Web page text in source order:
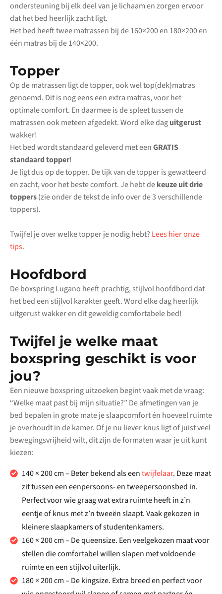
ondersteuning bij elk deel van je lichaam en zorgen ervoor
dat het bed heerlijk zacht ligt.
Het bed heeft twee matrassen bij de 160×200 en 180×200 en
één matras bij de 140×200.
Topper
Op de matrassen ligt de topper, ook wel top(dek)matras
genoemd. Dit is nog eens een extra matras, voor het
optimale comfort. En daarmee is de spleet tussen de
matrassen ook meteen afgedekt. Word elke daguitgerust
wakker!
Het bed wordt standaard geleverd met eenGRATIS
standaard topper!
Je ligt dus op de topper. De tijk van de topper is gewatteerd
en zacht, voor het beste comfort. Je hebt dekeuze uit drie
toppers(zie onder de tekst de info over de 3 verschillende
toppers).
Twijfel je over welke topper je nodig hebt? Lees hier onze
tips.
Hoofdbord
De boxspring Lugano heeft prachtig, stijlvol hoofdbord dat
het bed een stijlvol karakter geeft. Word elke dag heerlijk
uitgerust wakker en dit geweldig comfortabele bed!
Twijfel je welke maat
boxspring geschikt is voor
jou?
Een nieuwe boxspring uitzoeken begint vaak met de vraag:
“Welke maat past bij mijn situatie?” De afmetingen van je
bed bepalen in grote mate je slaapcomfort én hoeveel ruimte
je overhoudt in de kamer. Of je nu liever knus ligt of juist veel
bewegingsvrijheid wilt, dit zijn de formaten waar je uit kunt
kiezen:
140 × 200 cm – Beter bekend als eentwijfelaar. Deze maat
zit tussen een eenpersoons- en tweepersoonsbed in.
Perfect voor wie graag wat extra ruimte heeft in z’n
eentje of knus met z’n tweeën slaapt. Vaak gekozen in
kleinere slaapkamers of studentenkamers.
160 × 200 cm – De queensize. Een veelgekozen maat voor
stellen die comfortabel willen slapen met voldoende
ruimte en een stijlvol uiterlijk.
180 × 200 cm – De kingsize. Extra breed en perfect voor